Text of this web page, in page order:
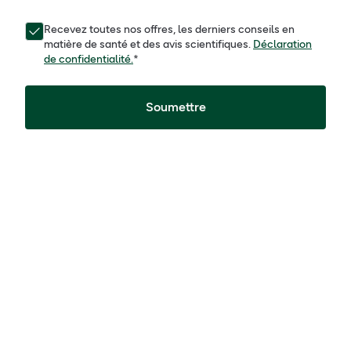
Recevez toutes nos offres, les derniers conseils en
matière de santé et des avis scientifiques. Déclaration
de confidentialité.*
Soumettre